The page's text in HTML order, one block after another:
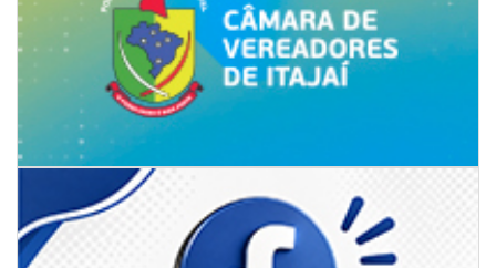
06/08/2026 | 07:00
Camboriú: exposição de arte transforma o Paço Municipal em um espaço
de cultura